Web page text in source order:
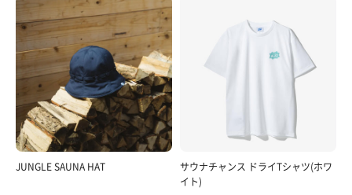
JUNGLE SAUNA HAT
サウナチャンス ドライTシャツ(ホワ
イト)